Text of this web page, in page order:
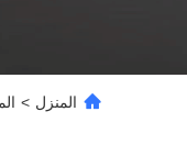
المنزل >